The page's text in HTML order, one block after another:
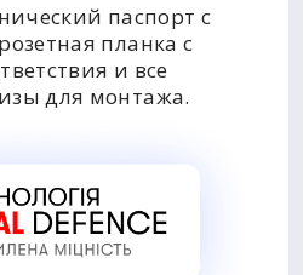
паспорт с
планка с
и все
для монтажа.